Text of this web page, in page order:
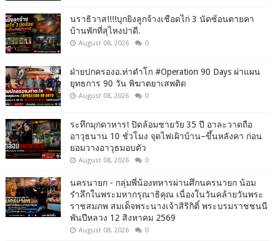
นราธิวาส!!!!บุกยิงลูกจ้างเชือดไก่ 3 นัดซ้อนตายคา
บ้านพักที่สุไหงปาดี.
August 08, 2026 0
ฝ่ายปกครองอ.ท่าตำโก #Operation 90 Days ผ่าแผน
ยุทธการ 90 วัน พิฆาตยาเสพติด
August 08, 2026 0
ระทึกมุกดาหาร! ปิดล้อมชายวัย 35 ปี อาละวาดถือ
อาวุธนาน 10 ชั่วโมง จุดไฟเผิาบ้าน–ขึ้นหลังคา ก่อน
ยอมวางอาวุธมอบตัว
August 08, 2026 0
นครนายก - กลุ่มพี่น้องทหารผ่านศึกนครนายก น้อม
รำลึกในพระมหากรุณาธิคุณ เนื่องในวันคล้ายวันพระ
ราชสมภพ สมเด็จพระนางเจ้าสิริกิติ์ พระบรมราชชนนี
พันปีหลวง 12 สิงหาคม 2569
August 08, 2026 0